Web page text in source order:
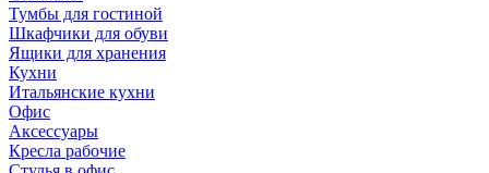
Тумбы для гостиной
Шкафчики для обуви
Ящики для хранения
Кухни
Итальянские кухни
Офис
Аксессуары
Кресла рабочие